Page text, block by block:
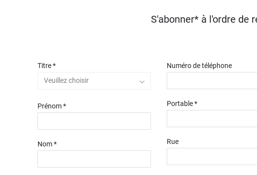
S'abonner* à l'ordre de
Titre *
Veuillez choisir
Prénom *
Nom *
Numéro de téléphone
Portable *
Rue